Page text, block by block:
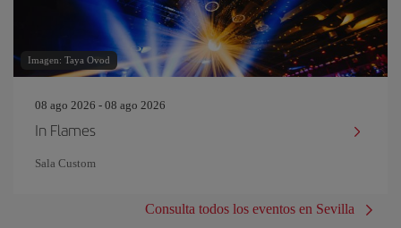
Imagen: Taya Ovod
08 ago 2026 - 08 ago 2026
In Flames
Sala Custom
Consulta todos los eventos en Sevilla